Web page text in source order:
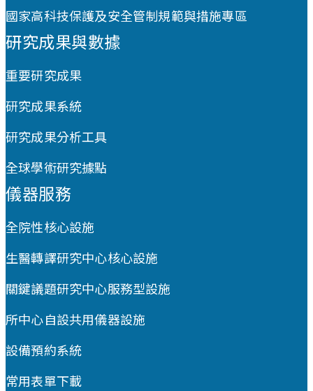
國家高科技保護及安全管制規範與措施專區
研究成果與數據
重要研究成果
研究成果系統
研究成果分析工具
全球學術研究據點
儀器服務
全院性核心設施
生醫轉譯研究中心核心設施
關鍵議題研究中心服務型設施
所中心自設共用儀器設施
設備預約系統
常用表單下載